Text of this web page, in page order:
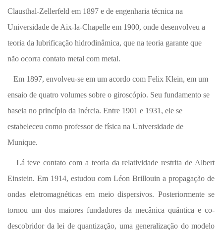
Clausthal-Zellerfeld em 1897 e de engenharia técnica na
Universidade de Aix-la-Chapelle em 1900, onde desenvolveu a
teoria da lubrificação hidrodinâmica, que na teoria garante que
não ocorra contato metal com metal.
Em 1897, envolveu-se em um acordo com Felix Klein, em um
ensaio de quatro volumes sobre o giroscópio. Seu fundamento se
baseia no princípio da Inércia. Entre 1901 e 1931, ele se
estabeleceu como professor de física na Universidade de
Munique.
Lá teve contato com a teoria da relatividade restrita de Albert
Einstein. Em 1914, estudou com Léon Brillouin a propagação de
ondas eletromagnéticas em meio dispersivos. Posteriormente se
tornou um dos maiores fundadores da mecânica quântica e co-
descobridor da lei de quantização, uma generalização do modelo